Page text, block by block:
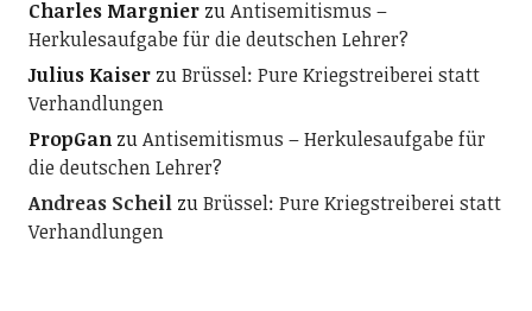
Charles MargnierzuAntisemitismus –
Herkulesaufgabe für die deutschen Lehrer?
Julius KaiserzuBrüssel: Pure Kriegstreiberei statt
Verhandlungen
PropGanzuAntisemitismus – Herkulesaufgabe für
die deutschen Lehrer?
Andreas ScheilzuBrüssel: Pure Kriegstreiberei statt
Verhandlungen